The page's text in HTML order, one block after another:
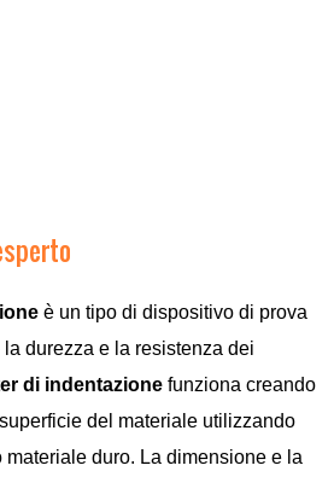
è un tipo di dispositivo di prova
durezza e la resistenza dei
di indentazione funziona creando
del materiale utilizzando
materiale duro. La dimensione e la